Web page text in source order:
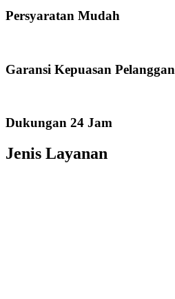
Persyaratan Mudah
Garansi Kepuasan Pelanggan
Dukungan 24 Jam
Jenis Layanan